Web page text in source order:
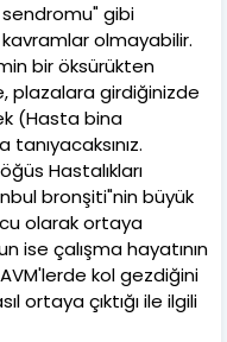
gibi
olmayabilir.
bir öksürükten
plazalara girdiğinizde
(Hasta bina
Hastalıkları
bronşiti"nin büyük
olarak ortaya
ise çalışma hayatının
kol gezdiğini
ortaya çıktığı ile ilgili